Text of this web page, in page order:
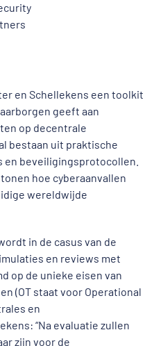
en Schellekens een toolkit
geeft aan
op decentrale
bestaan uit praktische
en beveiligingsprotocollen.
hoe cyberaanvallen
wereldwijde
in de casus van de
en reviews met
op de unieke eisen van
(OT staat voor Operational
en
“Na evaluatie zullen
zijn voor de